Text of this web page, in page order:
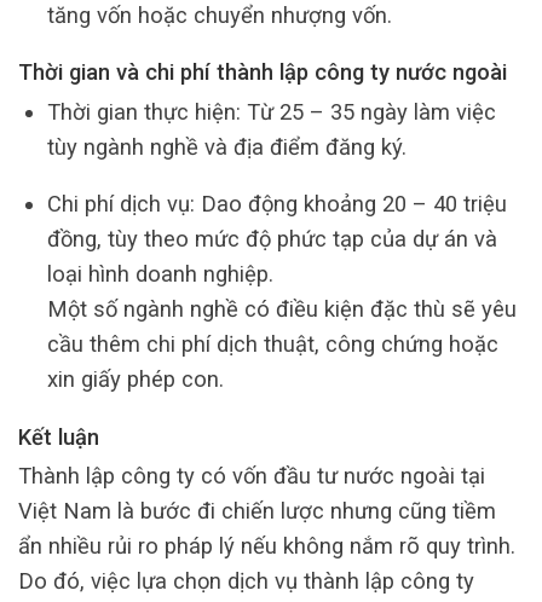
tăng vốn hoặc chuyển nhượng vốn.
Thời gian và chi phí thành lập công ty nước ngoài
Thời gian thực hiện: Từ 25 – 35 ngày làm việc
tùy ngành nghề và địa điểm đăng ký.
Chi phí dịch vụ: Dao động khoảng 20 – 40 triệu
đồng, tùy theo mức độ phức tạp của dự án và
loại hình doanh nghiệp.
Một số ngành nghề có điều kiện đặc thù sẽ yêu
cầu thêm chi phí dịch thuật, công chứng hoặc
xin giấy phép con.
Kết luận
Thành lập công ty có vốn đầu tư nước ngoài tại
Việt Nam là bước đi chiến lược nhưng cũng tiềm
ẩn nhiều rủi ro pháp lý nếu không nắm rõ quy trình.
Do đó, việc lựa chọn dịch vụ thành lập công ty